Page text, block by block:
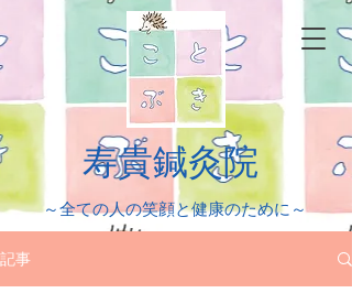
​寿貴鍼灸院
​～全ての人の笑顔と健康のために～
記事